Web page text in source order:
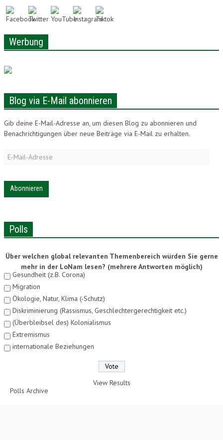
Werbung
Blog via E-Mail abonnieren
Gib deine E-Mail-Adresse an, um diesen Blog zu abonnieren und
Benachrichtigungen über neue Beiträge via E-Mail zu erhalten.
E-
Polls
Über welchen global relevanten Themenbereich würden Sie gerne
mehr in der LoNam lesen? (mehrere Antworten möglich)
Gesundheit (z.B. Corona)
Migration
Ökologie, Natur, Klima (-Schutz)
Diskriminierung (Rassismus, Geschlechtergerechtigkeit etc.)
(Überbleibsel des) Kolonialismus
Extremismus
internationale Beziehungen
View Results
Polls Archive